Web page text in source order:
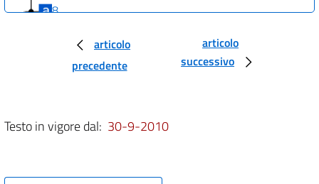
8
13
articolo
precedente
articolo
successivo
Testo in vigore dal: 30-9-2010